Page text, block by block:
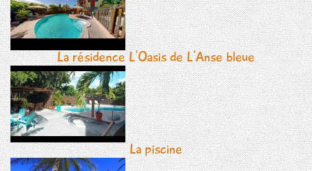
La résidence L'Oasis de L'Anse bleue
La piscine